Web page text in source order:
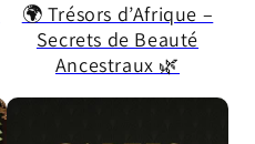
🌍 Trésors d’Afrique –
Secrets de Beauté
Ancestraux 🌿